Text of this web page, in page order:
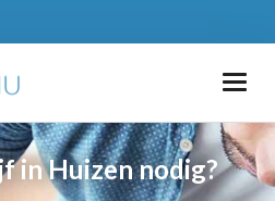
in Huizen nodig?